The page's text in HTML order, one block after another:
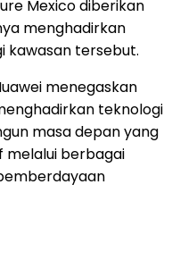
Mexico diberikan
menghadirkan
kawasan tersebut.
menegaskan
teknologi
masa depan yang
melalui berbagai